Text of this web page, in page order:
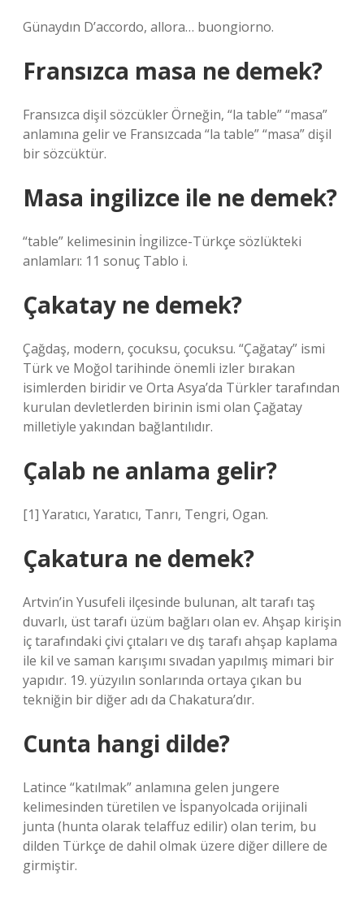
Günaydın D’accordo, allora… buongiorno.
Fransızca masa ne demek?
Fransızca dişil sözcükler Örneğin, “la table” “masa”
anlamına gelir ve Fransızcada “la table” “masa” dişil
bir sözcüktür.
Masa ingilizce ile ne demek?
“table” kelimesinin İngilizce-Türkçe sözlükteki
anlamları: 11 sonuç Tablo i.
Çakatay ne demek?
Çağdaş, modern, çocuksu, çocuksu. “Çağatay” ismi
Türk ve Moğol tarihinde önemli izler bırakan
isimlerden biridir ve Orta Asya’da Türkler tarafından
kurulan devletlerden birinin ismi olan Çağatay
milletiyle yakından bağlantılıdır.
Çalab ne anlama gelir?
[1] Yaratıcı, Yaratıcı, Tanrı, Tengri, Ogan.
Çakatura ne demek?
Artvin’in Yusufeli ilçesinde bulunan, alt tarafı taş
duvarlı, üst tarafı üzüm bağları olan ev. Ahşap kirişin
iç tarafındaki çivi çıtaları ve dış tarafı ahşap kaplama
ile kil ve saman karışımı sıvadan yapılmış mimari bir
yapıdır. 19. yüzyılın sonlarında ortaya çıkan bu
tekniğin bir diğer adı da Chakatura’dır.
Cunta hangi dilde?
Latince “katılmak” anlamına gelen jungere
kelimesinden türetilen ve İspanyolcada orijinali
junta (hunta olarak telaffuz edilir) olan terim, bu
dilden Türkçe de dahil olmak üzere diğer dillere de
girmiştir.